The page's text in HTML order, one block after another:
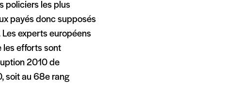
policiers les plus
payés donc supposés
experts européens
les efforts sont
2010 de
soit au 68e rang